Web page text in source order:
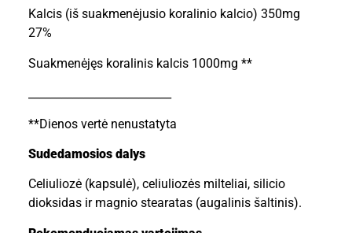
Kalcis (iš suakmenėjusio koralinio kalcio) 350mg
27%
Suakmenėjęs koralinis kalcis 1000mg **
**Dienos vertė nenustatyta
Sudedamosios dalys
Celiuliozė (kapsulė), celiuliozės milteliai, silicio
dioksidas ir magnio stearatas (augalinis šaltinis).